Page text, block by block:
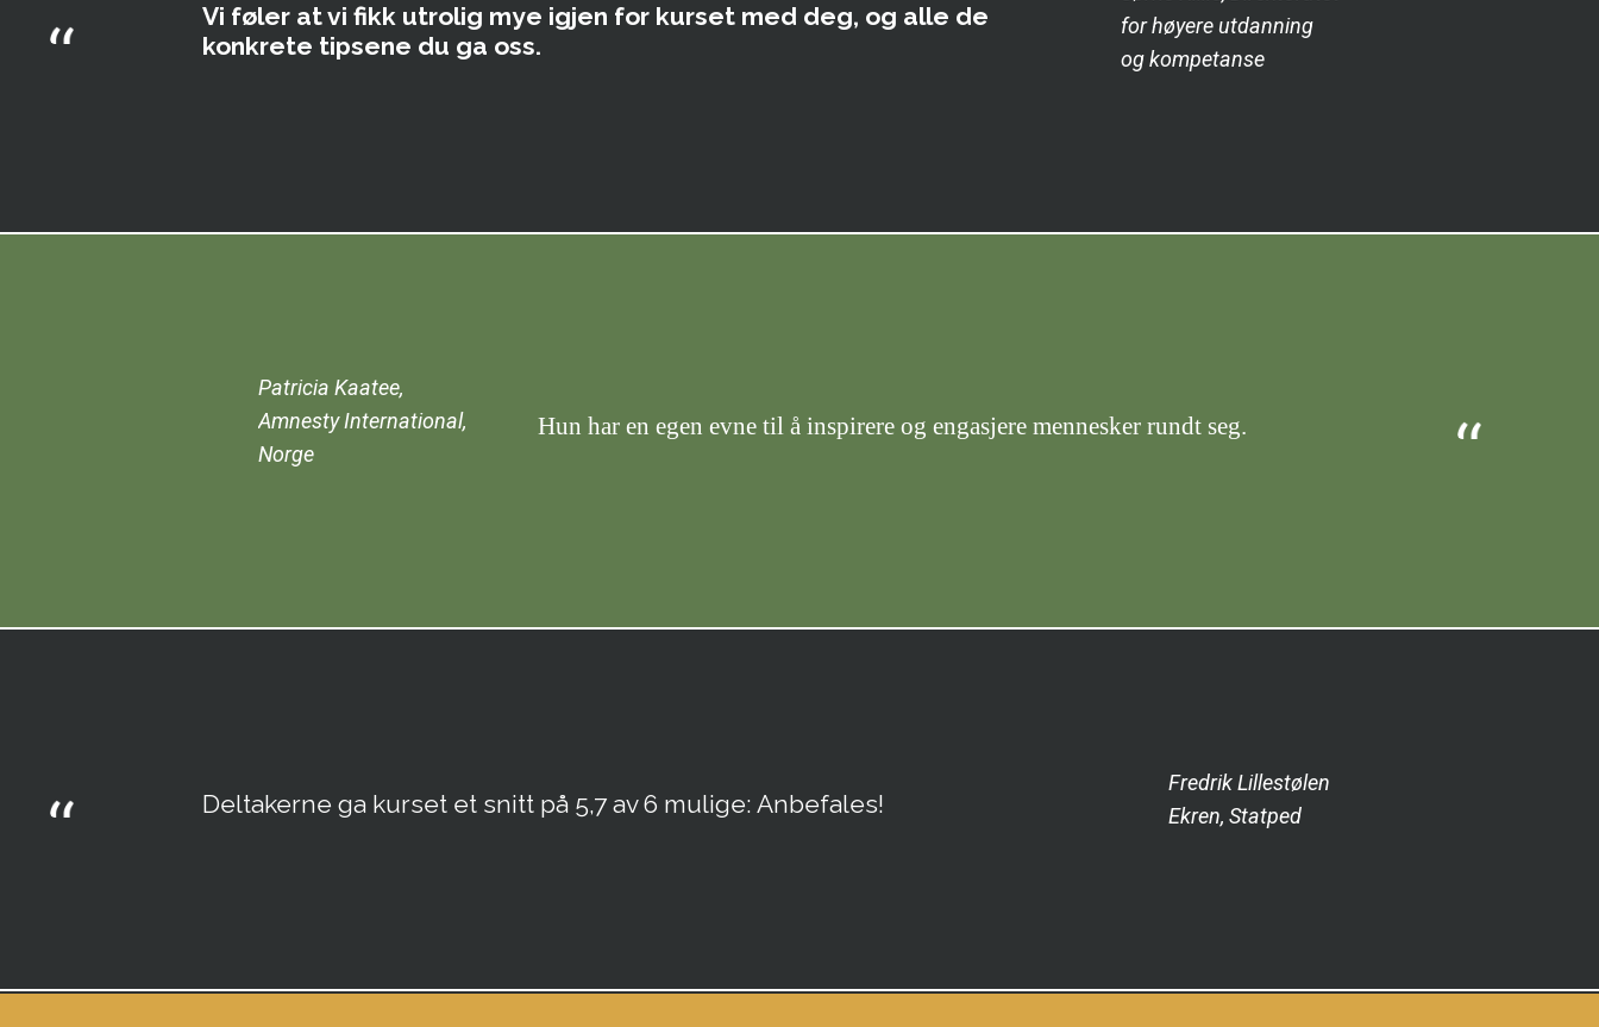
Vi føler at vi fikk utrolig mye igjen for kurset med deg, og alle de
konkrete tipsene du ga oss.
for høyere utdanning
og kompetanse
Patricia Kaatee,
Amnesty International,
Norge
Hun har en egen evne til å inspirere og engasjere mennesker rundt seg.
Deltakerne ga kurset et snitt på 5,7 av 6 mulige: Anbefales!
Fredrik Lillestølen
Ekren, Statped